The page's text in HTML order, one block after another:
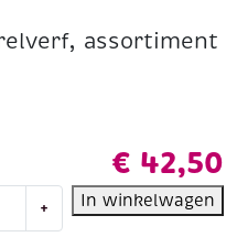
assortiment
€ 42,50
+ In winkelwagen